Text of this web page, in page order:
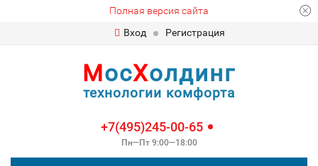
Полная версия сайта
Вход
Регистрация
МосХолдинг
технологии комфорта
+7(495)245-00-65
Пн—Пт 9:00—18:00